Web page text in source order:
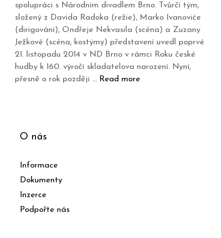
spolupráci s Národním divadlem Brno. Tvůrčí tým,
složený z Davida Radoka (režie), Marko Ivanoviće
(dirigování), Ondřeje Nekvasila (scéna) a Zuzany
Ježkové (scéna, kostýmy) představení uvedl poprvé
21. listopadu 2014 v ND Brno v rámci Roku české
hudby k 160. výročí skladatelova narození. Nyní,
přesně o rok později … Read more
O nás
Informace
Dokumenty
Inzerce
Podpořte nás